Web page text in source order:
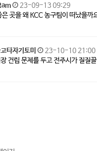
23-09-13 09:29
은 곳을 왜 KCC 농구팀이 떠났을까
타자기토미
23-10-10 21:00
건립 문제를 두고 전주시가 질질